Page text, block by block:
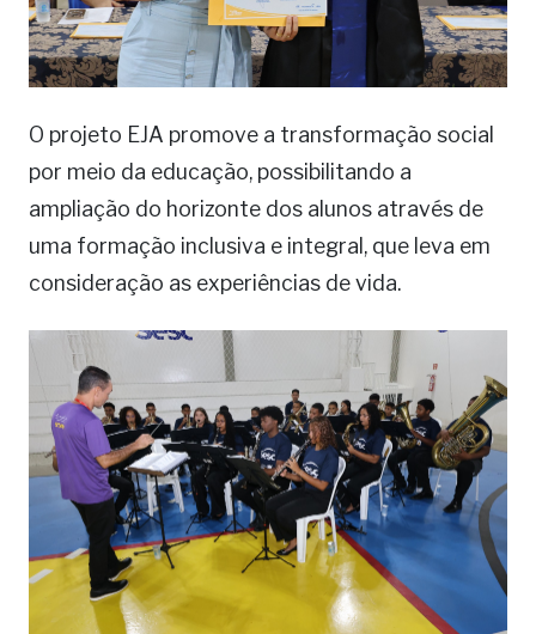
O projeto EJA promove a transformação social
por meio da educação, possibilitando a
ampliação do horizonte dos alunos através de
uma formação inclusiva e integral, que leva em
consideração as experiências de vida.